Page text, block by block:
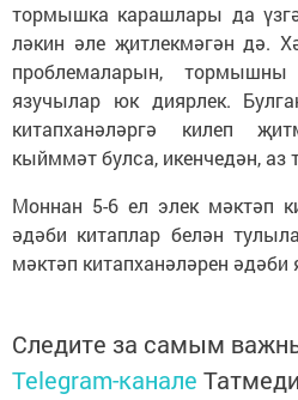
тормышка карашлары да
ләкин әле җитлекмәгән дә.
проблемаларын, тормышны
язучылар юк диярлек.
китапханәләргә килеп
кыйммәт булса, икенчедән, аз
Моннан 5-6 ел элек мәктәп
әдәби китаплар белән
мәктәп китапханәләрен әдәби
Следите за самым
Telegram-канале